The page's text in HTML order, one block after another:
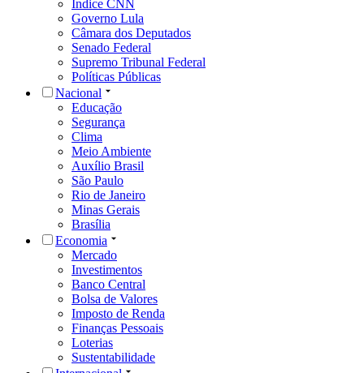
Índice CNN
Governo Lula
Câmara dos Deputados
Senado Federal
Supremo Tribunal Federal
Políticas Públicas
Nacional
Educação
Segurança
Clima
Meio Ambiente
Auxílio Brasil
São Paulo
Rio de Janeiro
Minas Gerais
Brasília
Economia
Mercado
Investimentos
Banco Central
Bolsa de Valores
Imposto de Renda
Finanças Pessoais
Loterias
Sustentabilidade